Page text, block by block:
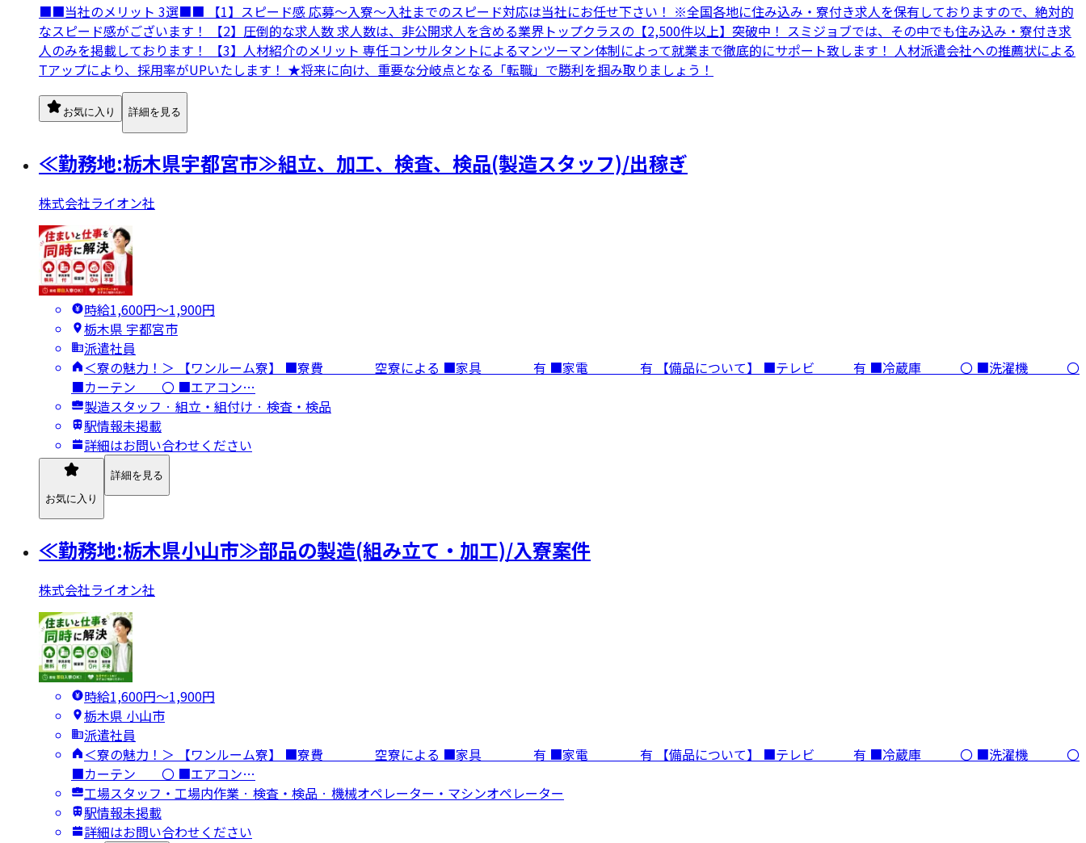
■■当社のメリット 3選■■ 【1】スピード感 応募～入寮～入社までのスピード対応は当社にお任せ下さい！ ※全国各地に住み込み・寮付き求人を保有しておりますので、絶対的
なスピード感がございます！ 【2】圧倒的な求人数 求人数は、非公開求人を含める業界トップクラスの【2,500件以上】突破中！ スミジョブでは、その中でも住み込み・寮付き求
人のみを掲載しております！ 【3】人材紹介のメリット 専任コンサルタントによるマンツーマン体制によって就業まで徹底的にサポート致します！ 人材派遣会社への推薦状による
Tアップにより、採用率がUPいたします！ ★将来に向け、重要な分岐点となる「転職」で勝利を掴み取りましょう！
お気に入り 詳細を見る
≪勤務地:栃木県宇都宮市≫組立、加工、検査、検品(製造スタッフ)/出稼ぎ
株式会社ライオン社
時給1,600円〜1,900円
栃木県 宇都宮市
派遣社員
＜寮の魅力！＞ 【ワンルーム寮】 ■寮費 空寮による ■家具 有 ■家電 有 【備品について】 ■テレビ 有 ■冷蔵庫 〇 ■洗濯機 〇
■カーテン 〇 ■エアコン…
製造スタッフ · 組立・組付け · 検査・検品
駅情報未掲載
詳細はお問い合わせください
お気に入り
詳細を見る
≪勤務地:栃木県小山市≫部品の製造(組み立て・加工)/入寮案件
株式会社ライオン社
時給1,600円〜1,900円
栃木県 小山市
派遣社員
＜寮の魅力！＞ 【ワンルーム寮】 ■寮費 空寮による ■家具 有 ■家電 有 【備品について】 ■テレビ 有 ■冷蔵庫 〇 ■洗濯機 〇
■カーテン 〇 ■エアコン…
工場スタッフ・工場内作業 · 検査・検品 · 機械オペレーター・マシンオペレーター
駅情報未掲載
詳細はお問い合わせください